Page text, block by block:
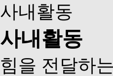
사내활동
사내활동
힘을 전달하